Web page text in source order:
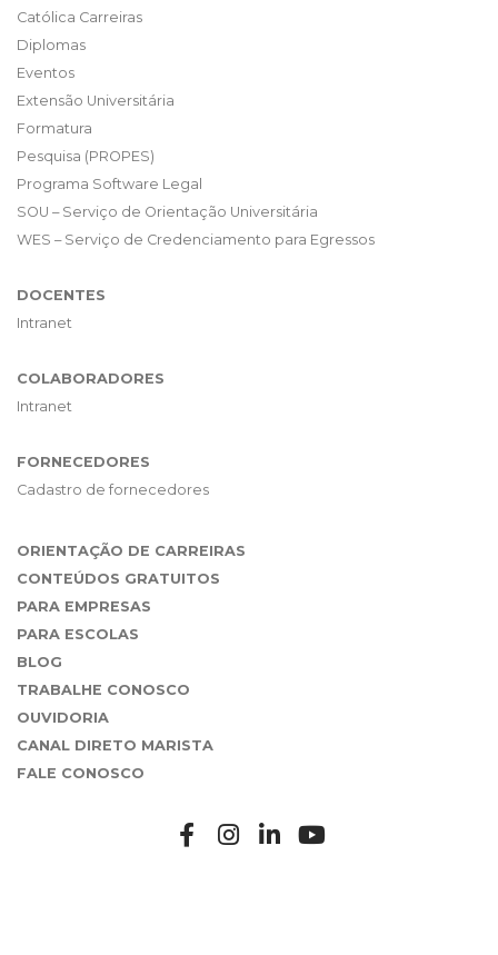
Católica Carreiras
Diplomas
Eventos
Extensão Universitária
Formatura
Pesquisa (PROPES)
Programa Software Legal
SOU – Serviço de Orientação Universitária
WES – Serviço de Credenciamento para Egressos
DOCENTES
Intranet
COLABORADORES
Intranet
FORNECEDORES
Cadastro de fornecedores
ORIENTAÇÃO DE CARREIRAS
CONTEÚDOS GRATUITOS
PARA EMPRESAS
PARA ESCOLAS
BLOG
TRABALHE CONOSCO
OUVIDORIA
CANAL DIRETO MARISTA
FALE CONOSCO